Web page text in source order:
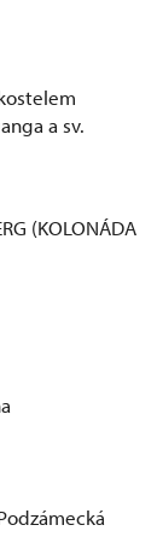
a sv.
(KOLONÁDA